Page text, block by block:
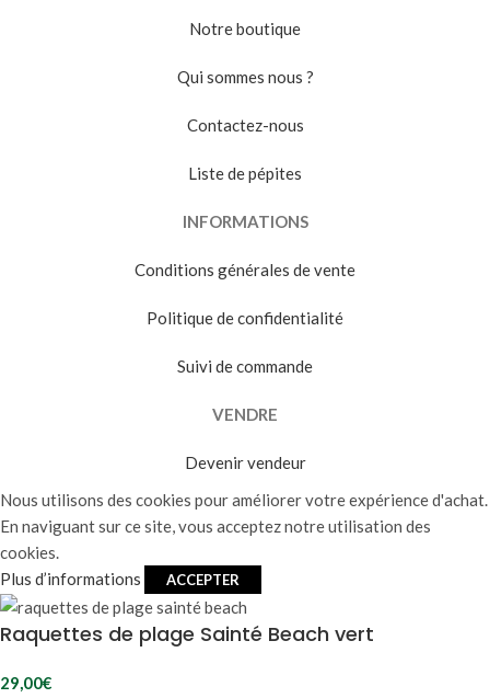
Notre boutique
Qui sommes nous ?
Contactez-nous
Liste de pépites
INFORMATIONS
Conditions générales de vente
Politique de confidentialité
Suivi de commande
VENDRE
Devenir vendeur
Nous utilisons des cookies pour améliorer votre expérience d'achat.
En naviguant sur ce site, vous acceptez notre utilisation des
cookies.
Plus d’informations
ACCEPTER
Raquettes de plage Sainté Beach vert
29,00€